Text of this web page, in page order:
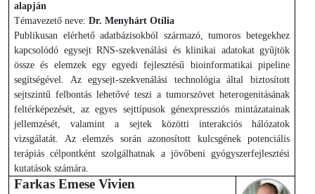
alapján
Témavezető neve: Dr. Menyhárt Otília
Publikusan elérhető adatbázisokból származó, tumoros betegekhez
kapcsolódó egysejt RNS-szekvenálási és klinikai adatokat gyűjtök
össze és elemzek egy egyedi fejlesztésű bioinformatikai pipeline
segítségével. Az egysejt-szekvenálási technológia által biztosított
sejtszintű felbontás lehetővé teszi a tumorszövet heterogenitásának
feltérképezését, az egyes sejttípusok génexpressziós mintázatainak
jellemzését, valamint a sejtek közötti interakciós hálózatok
vizsgálatát. Az elemzés során azonosított kulcsgének potenciális
terápiás célpontként szolgálhatnak a jövőbeni gyógyszerfejlesztési
kutatások számára.
Farkas Emese Vivien